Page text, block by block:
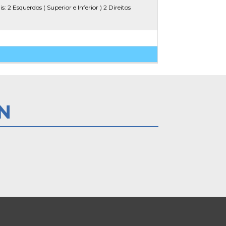
2 Esquerdos ( Superior e Inferior ) 2 Direitos